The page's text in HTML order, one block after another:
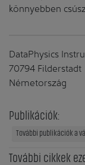
könnyebben
DataPhysics
70794 Filderstadt
Németország
Publikációk:
További publikációk a
További cikkek